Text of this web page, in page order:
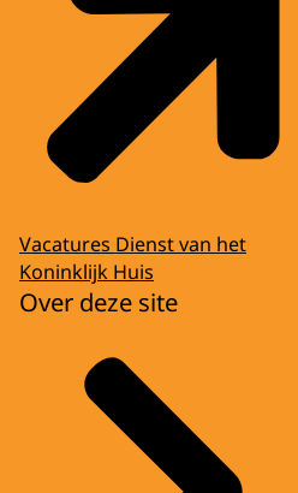
Vacatures Dienst van het
Koninklijk Huis
Over deze site